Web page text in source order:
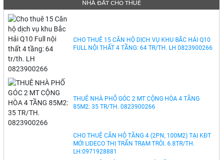
FIESTA CENTRAL – ĐẠI LỘ HOÀNG KIM TÂM ĐIỂM
ĐẦU TƯ GIỮA THÀNH PHỐ MỚI BÌNH DƯƠNG
NHÀ ĐẤT CHO THUÊ
CHO THUÊ 15 CĂN HỘ DỊCH VỤ KHU BẮC HẢI Q10
FULL NỘI THẤT 4 TẦNG: 64 TR/TH. LH 0823900266